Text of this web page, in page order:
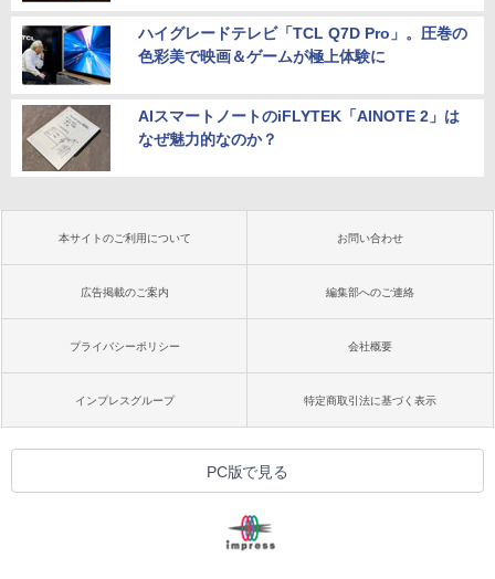
ハイグレードテレビ「TCL Q7D Pro」。圧巻の
色彩美で映画＆ゲームが極上体験に
AIスマートノートのiFLYTEK「AINOTE 2」は
なぜ魅力的なのか？
本サイトのご利用について お問い合わせ
広告掲載のご案内 編集部へのご連絡
プライバシーポリシー 会社概要
インプレスグループ 特定商取引法に基づく表示
PC版で見る